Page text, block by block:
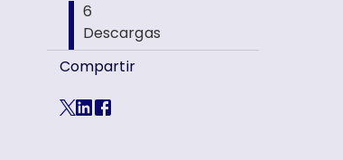
6
Descargas
Compartir